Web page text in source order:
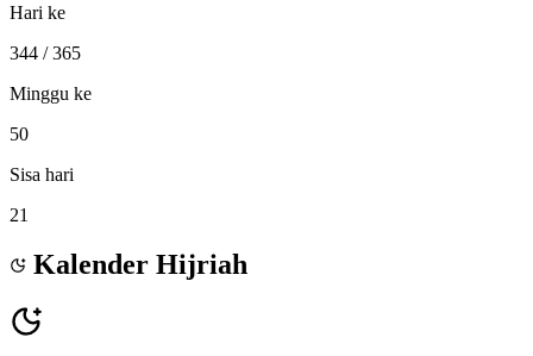
Hari ke
344 / 365
Minggu ke
50
Sisa hari
21
Kalender Hijriah